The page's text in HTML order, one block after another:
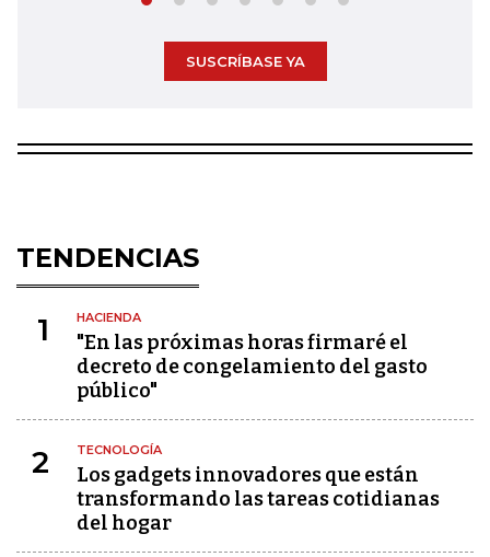
SUSCRÍBASE YA
TENDENCIAS
1 HACIENDA
"En las próximas horas firmaré el
decreto de congelamiento del gasto
público"
2 TECNOLOGÍA
Los gadgets innovadores que están
transformando las tareas cotidianas
del hogar